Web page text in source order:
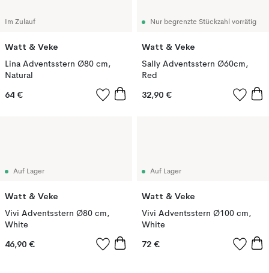
Im Zulauf
Watt & Veke
Lina Adventsstern Ø80 cm,
Natural
64 €
Nur begrenzte Stückzahl vorrätig
Watt & Veke
Sally Adventsstern Ø60cm,
Red
32,90 €
Auf Lager
Watt & Veke
Vivi Adventsstern Ø80 cm,
White
46,90 €
Auf Lager
Watt & Veke
Vivi Adventsstern Ø100 cm,
White
72 €